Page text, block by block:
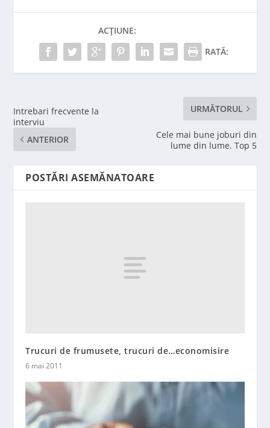
ACȚIUNE:
RATĂ:
Intrebari frecvente la
interviu
ANTERIOR
URMĂTORUL
Cele mai bune joburi din
lume din lume. Top 5
POSTĂRI ASEMĂNATOARE
Trucuri de frumusete, trucuri de…economisire
6 mai 2011